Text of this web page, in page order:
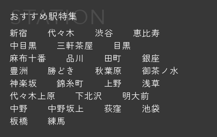
STATION
おすすめ駅特集
新宿 代々木 渋谷
恵比寿
中目黒
三軒茶屋
目黒
麻布十番
品川 田町
銀座
豊洲
勝どき 秋葉原
御茶ノ水
神楽坂
錦糸町 上野
浅草
代々木上原
下北沢
明大前
中野
中野坂上 荻窪
池袋
板橋
練馬